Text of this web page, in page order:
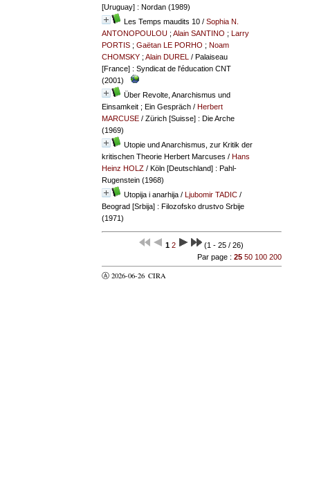
[Uruguay] : Nordan (1989)
Les Temps maudits 10/ Sophia N.
ANTONOPOULOU; Alain SANTINO ; Larry
PORTIS; Gaëtan LE PORHO ; Noam
CHOMSKY; Alain DUREL / Palaiseau
[France] : Syndicat de l'éducation CNT
(2001)
Über Revolte, Anarchismus und
Einsamkeit ; Ein Gespräch/ Herbert
MARCUSE/ Zürich [Suisse] : Die Arche
(1969)
Utopie und Anarchismus, zur Kritik der
kritischen Theorie Herbert Marcuses / Hans
Heinz HOLZ/ Köln [Deutschland] : Pahl-
Rugenstein (1968)
Utopija i anarhija/ Ljubomir TADIC/
Beograd [Srbija] : Filozofsko drustvo Srbije
(1971)
1 2
(1 - 25 / 26)
Par page : 25 50 100 200
Ⓐ 2026-06-26 CIRA